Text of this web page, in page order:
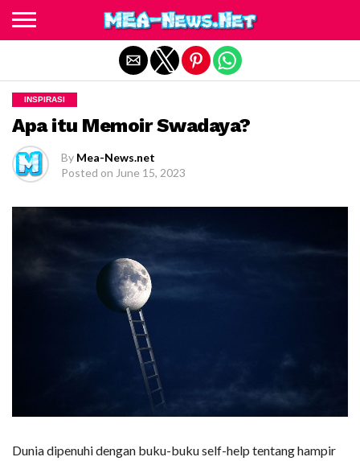
INSPIRASI
Apa itu Memoir Swadaya?
By Mea-News.net
Posted on June 15, 2023
Dunia dipenuhi dengan buku-buku self-help tentang hampir
Exit mobile version